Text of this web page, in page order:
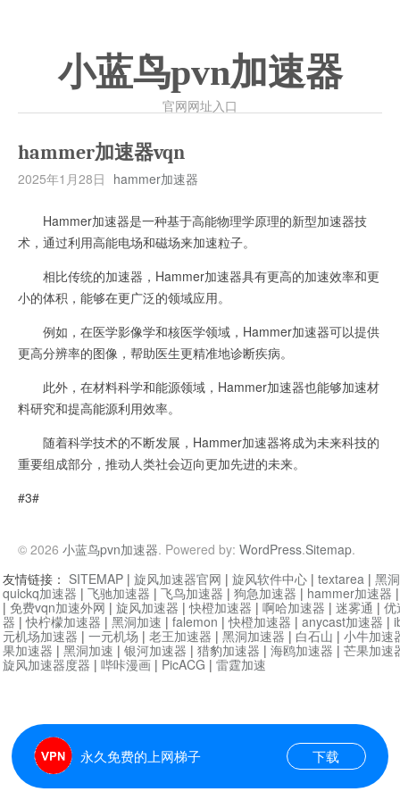
小蓝鸟pvn加速器
官网网址入口
hammer加速器vqn
2025年1月28日 hammer加速器
Hammer加速器是一种基于高能物理学原理的新型加速器技
术，通过利用高能电场和磁场来加速粒子。
相比传统的加速器，Hammer加速器具有更高的加速效率和更
小的体积，能够在更广泛的领域应用。
例如，在医学影像学和核医学领域，Hammer加速器可以提供
更高分辨率的图像，帮助医生更精准地诊断疾病。
此外，在材料科学和能源领域，Hammer加速器也能够加速材
料研究和提高能源利用效率。
随着科学技术的不断发展，Hammer加速器将成为未来科技的
重要组成部分，推动人类社会迈向更加先进的未来。
#3#
© 2026 小蓝鸟pvn加速器. Powered by: WordPress.Sitemap.
永久免费的上网梯子 下载
友情链接： SITEMAP | 旋风加速器官网 | 旋风软件中心 | textarea | 黑
quickq加速器 | 飞驰加速器 | 飞鸟加速器 | 狗急加速器 | hammer加速器
| 免费vqn加速外网 | 旋风加速器 |快橙加速器 | 啊哈加速器 | 迷雾通 | 优
器 |快柠檬加速器 | 黑洞加速 | falemon |快橙加速器 | anycast加速器 |
元机场加速器 | 一元机场 | 老王加速器 | 黑洞加速器 | 白石山 | 小牛加速
果加速器 | 黑洞加速 | 银河加速器 | 猎豹加速器 | 海鸥加速器 | 芒果加速
旋风加速器度器 | 哔咔漫画 | PicACG | 雷霆加速